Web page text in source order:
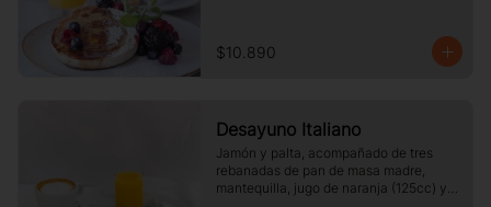
$10.890
Desayuno Italiano
Jamón y palta, acompañado de tres
rebanadas de pan de masa madre,
mantequilla, jugo de naranja (125cc) y